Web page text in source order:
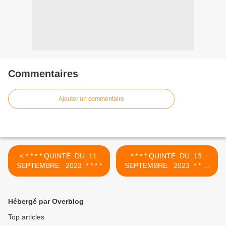
Commentaires
Ajouter un commentaire
< * * * * QUINTÉ DU 11
SEPTEMBRE 2023 * * * *
* * * * QUINTÉ DU 13
SEPTEMBRE 2023 * * * *
>
Hébergé par Overblog
Top articles